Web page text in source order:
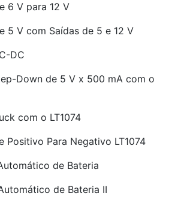
6 V para 12 V
5 V com Saídas de 5 e 12 V
DC
Down de 5 V x 500 mA com o
com o LT1074
Positivo Para Negativo LT1074
de Bateria
de Bateria II